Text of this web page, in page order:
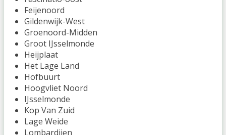
Feijenoord
Gildenwijk-West
Groenoord-Midden
Groot IJsselmonde
Heijplaat
Het Lage Land
Hofbuurt
Hoogvliet Noord
IJsselmonde
Kop Van Zuid
Lage Weide
Lombardijen